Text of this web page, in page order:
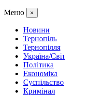
Меню ×
Новини
Тернопіль
Тернопілля
Україна/Світ
Політика
Економіка
Суспільство
Кримінал